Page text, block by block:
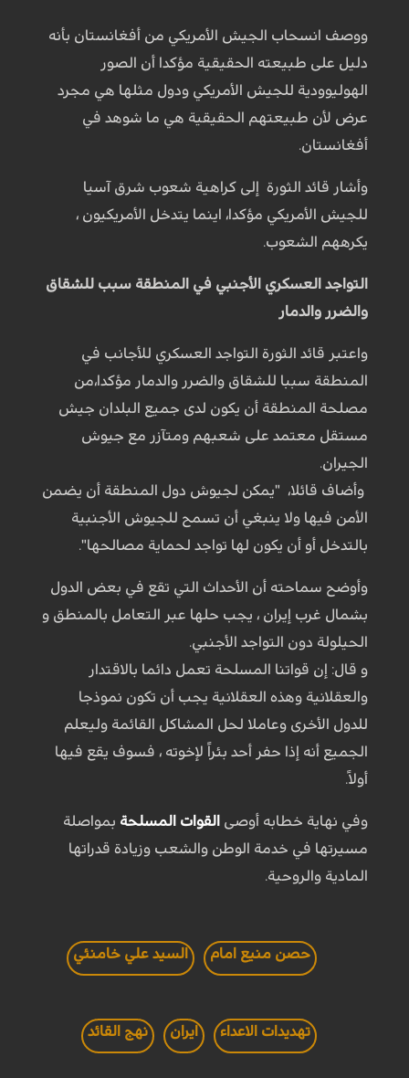
ووصف انسحاب الجيش الأمريكي من أفغانستان بأنه
دليل على طبيعته الحقيقية مؤكدا أن الصور
الهوليوودية للجيش الأمريكي ودول مثلها هي مجرد
عرض لأن طبيعتهم الحقيقية هي ما شوهد في
أفغانستان.
وأشار قائد الثورة إلى كراهية شعوب شرق آسيا
للجيش الأمريكي مؤكدا، اینما يتدخل الأمريكيون ،
يكرههم الشعوب.
التواجد العسكري الأجنبي في المنطقة سبب للشقاق
والضرر والدمار
واعتبر قائد الثورة التواجد العسكري للأجانب في
المنطقة سببا للشقاق والضرر والدمار مؤکدا،من
مصلحة المنطقة أن يكون لدى جميع البلدان جيش
مستقل معتمد على شعبهم ومتآزر مع جيوش
الجيران.
وأضاف قائلا، "يمكن لجيوش دول المنطقة أن یضمن
الأمن فيها ولا ينبغي أن تسمح للجيوش الأجنبية
بالتدخل أو أن يكون لها تواجد لحماية مصالحها".
وأوضح سماحته أن الأحداث التي تقع في بعض الدول
بشمال غرب إيران ، يجب حلها عبر التعامل بالمنطق و
الحيلولة دون التواجد الأجنبي.
و قال: إن قواتنا المسلحة تعمل دائما بالاقتدار
والعقلانية وهذه العقلانية يجب أن تكون نموذجا
للدول الأخرى وعاملا لحل المشاكل القائمة وليعلم
الجميع أنه إذا حفر أحد بئراً لإخوته ، فسوف يقع فيها
أولاً.
وفي نهاية خطابه أوصى القوات المسلحة بمواصلة
مسيرتها في خدمة الوطن والشعب وزيادة قدراتها
المادية والروحية.
حصن منيع امام السيد علي خامنئي
تهديدات الاعداء ايران نهج القائد